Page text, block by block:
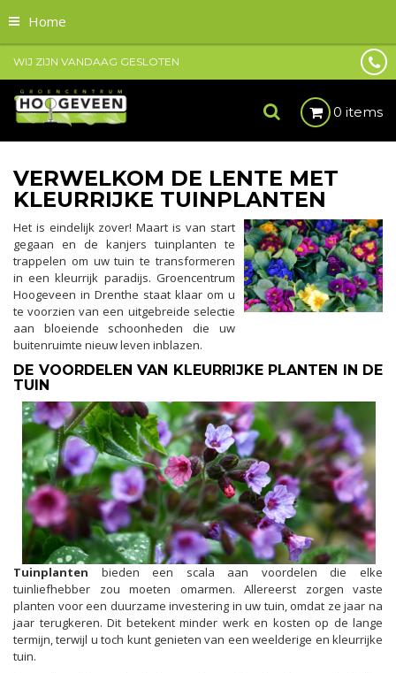
Home
WIJ ZIJN VANDAAG GESLOTEN
0 items
VERWELKOM DE LENTE MET
KLEURRIJKE TUINPLANTEN
Het is eindelijk zover! Maart is van start
gegaan en de kanjers tuinplanten te
trappelen om uw tuin te transformeren
in een kleurrijk paradijs. Groencentrum
Hoogeveen in Drenthe staat klaar om u
te voorzien van een uitgebreide selectie
aan bloeiende schoonheden die uw
buitenruimte nieuw leven inblazen.
DE VOORDELEN VAN KLEURRIJKE PLANTEN IN DE
TUIN
Tuinplanten bieden een scala aan voordelen die elke
tuinliefhebber zou moeten omarmen. Allereerst zorgen vaste
planten voor een duurzame investering in uw tuin, omdat ze jaar na
jaar terugkeren. Dit betekent minder werk en kosten op de lange
termijn, terwijl u toch kunt genieten van een weelderige en kleurrijke
tuin.